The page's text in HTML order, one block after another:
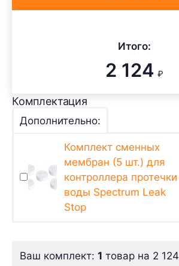
Итого:
2 124 ₽
Комплектация
Дополнительно:
Комплект сменных
мембран (5 шт.) для
контроллера протечки
воды Spectrum Leak
Stop
Ваш комплект: 1 товар на 2 124